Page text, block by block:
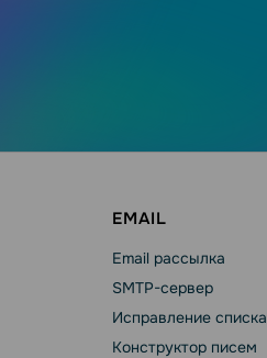
EMAIL
Email рассылка
SMTP-сервер
Исправление списка
Конструктор писем